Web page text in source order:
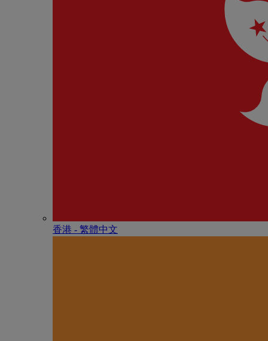
香港 - 繁體中文